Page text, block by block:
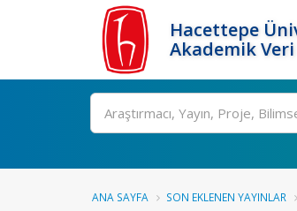
Hacettepe
Akademik
Ara
ANA SAYFA SON EKLENEN YAYINLAR